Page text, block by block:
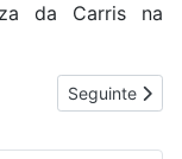
da Carris na
Artigo
Seguinte